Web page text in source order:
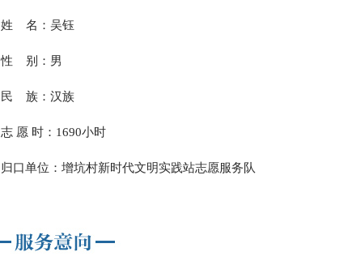
姓 名：吴钰
性 别：男
民 族：汉族
志 愿 时：1690小时
归口单位：增坑村新时代文明实践站志愿服务队